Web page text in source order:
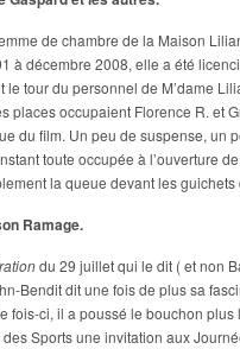
de chambre de la Maison
à décembre 2008, elle a été
le tour du personnel de M’dame
places occupaient Florence R. et
du film. Un peu de suspense, un
toute occupée à l’ouverture
la queue devant les guichets
Ramage.
du 29 juillet qui le dit ( et non
Bendit dit une fois de plus sa
fois-ci, il a poussé le bouchon plus
Sports une invitation aux